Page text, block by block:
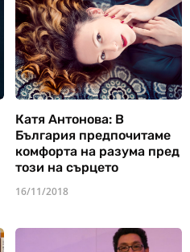
Катя Антонова: В
България предпочитаме
комфорта на разума пред
този на сърцето
16/11/2018